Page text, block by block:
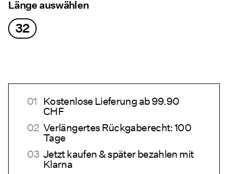
Länge auswählen
32
Kostenlose Lieferung ab 99.90
CHF
Verlängertes Rückgaberecht: 100
Tage
Jetzt kaufen & später bezahlen mit
Klarna